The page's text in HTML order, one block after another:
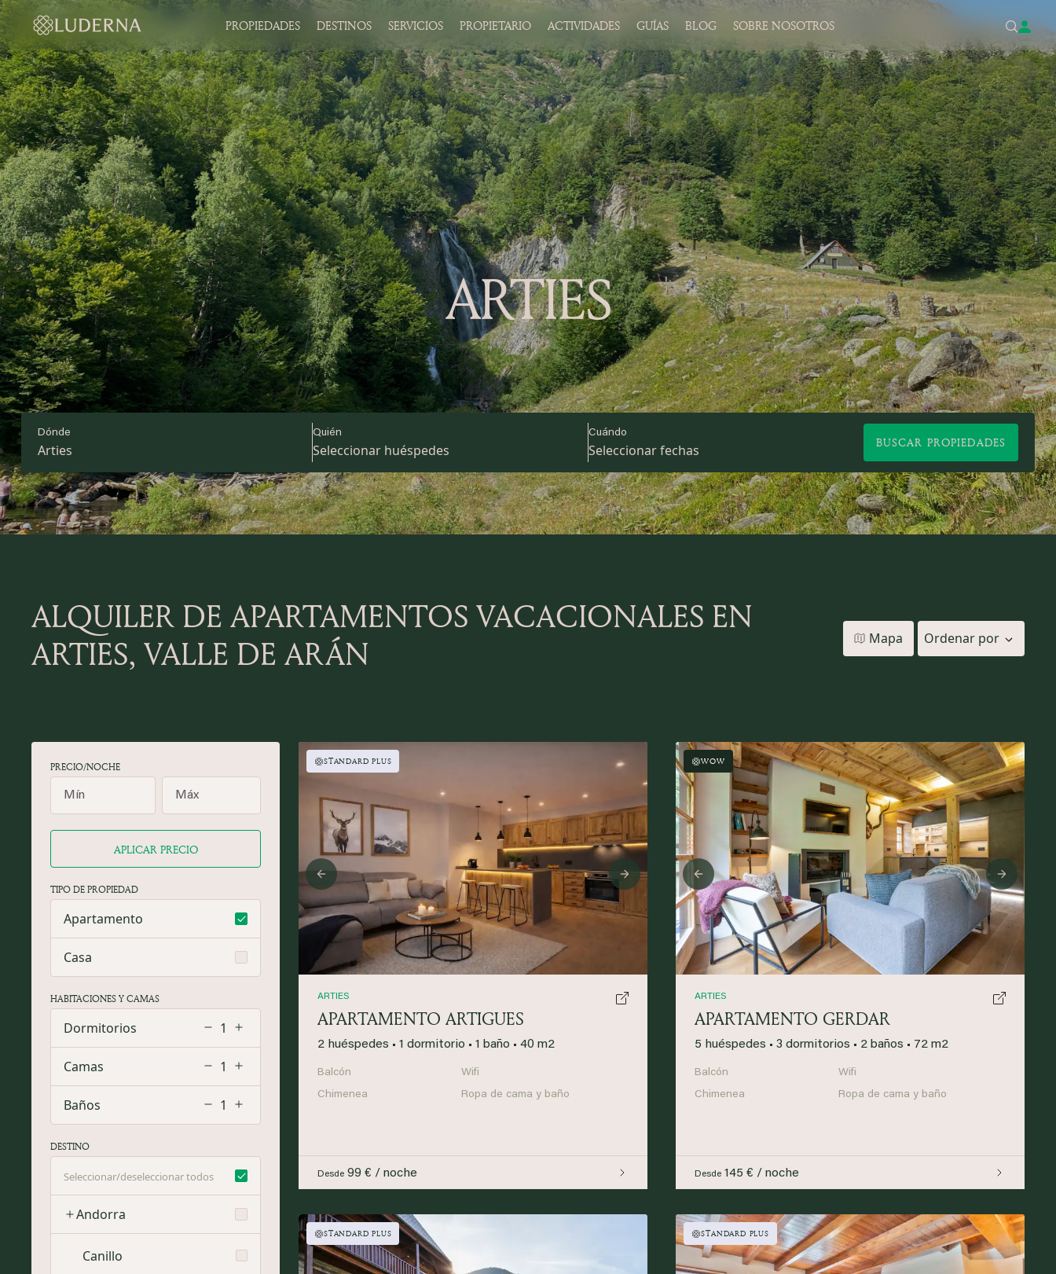
PROPIEDADES DESTINOS SERVICIOS PROPIETARIO ACTIVIDADES GUÍAS BLOG SOBRE NOSOTROS
ARTIES
Dónde
Arties
Quién Cuándo
BUSCAR PROPIEDADES
ALQUILER DE APARTAMENTOS VACACIONALES EN
ARTIES, VALLE DE ARÁN
Mapa Ordenar por
PRECIO/NOCHE
APLICAR PRECIO
TIPO DE PROPIEDAD
Apartamento
Casa
HABITACIONES Y CAMAS
1
Dormitorios
1
Camas
1
Baños
DESTINO
Seleccionar/deseleccionar todos
Andorra
Canillo
STANDARD PLUS
Previous Next
ARTIES
APARTAMENTO ARTIGUES
2 huéspedes • 1 dormitorio • 1 baño • 40 m2
Balcón
Chimenea
Wifi
Ropa de cama y baño
Desde 99 € / noche
STANDARD PLUS
WOW
Previous Next
ARTIES
APARTAMENTO GERDAR
5 huéspedes • 3 dormitorios • 2 baños • 72 m2
Balcón
Chimenea
Wifi
Ropa de cama y baño
Desde 145 € / noche
STANDARD PLUS